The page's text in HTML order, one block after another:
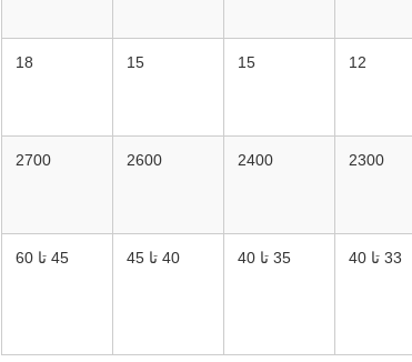
12
15
15
18
2300
2400
2600
2700
33 تا 40 35 تا 40 40 تا 45 45 تا 60